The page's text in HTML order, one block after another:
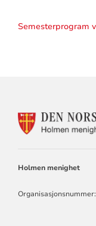
Semesterprogram
Holmen menighet